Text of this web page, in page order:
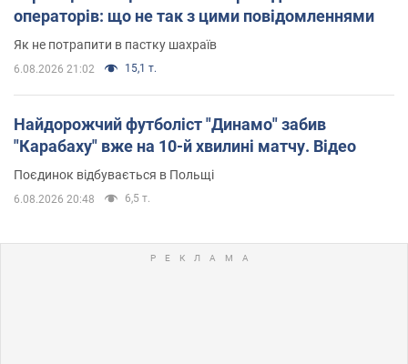
операторів: що не так з цими повідомленнями
Як не потрапити в пастку шахраїв
6.08.2026 21:02 15,1 т.
Найдорожчий футболіст "Динамо" забив
"Карабаху" вже на 10-й хвилині матчу. Відео
Поєдинок відбувається в Польщі
6.08.2026 20:48 6,5 т.